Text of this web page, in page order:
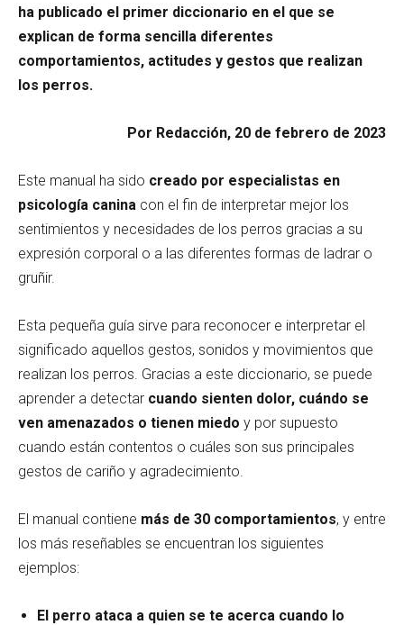
ha publicado el primer diccionario en el que se
explican de forma sencilla diferentes
comportamientos, actitudes y gestos que realizan
los perros.
Por Redacción, 20 de febrero de 2023
Este manual ha sido creado por especialistas en
psicología canina con el fin de interpretar mejor los
sentimientos y necesidades de los perros gracias a su
expresión corporal o a las diferentes formas de ladrar o
gruñir.
Esta pequeña guía sirve para reconocer e interpretar el
significado aquellos gestos, sonidos y movimientos que
realizan los perros. Gracias a este diccionario, se puede
aprender a detectar cuando sienten dolor, cuándo se
ven amenazados o tienen miedo y por supuesto
cuando están contentos o cuáles son sus principales
gestos de cariño y agradecimiento.
El manual contiene más de 30 comportamientos, y entre
los más reseñables se encuentran los siguientes
ejemplos:
El perro ataca a quien se te acerca cuando lo